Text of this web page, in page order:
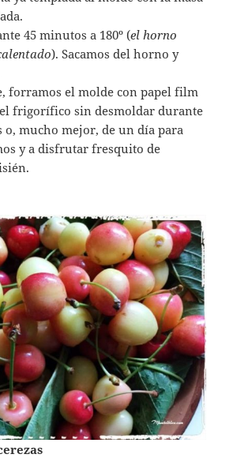
45 minutos a 180º (el horno
). Sacamos del horno y
forramos el molde con papel film
frigorífico sin desmoldar durante
o, mucho mejor, de un día para
y a disfrutar fresquito de